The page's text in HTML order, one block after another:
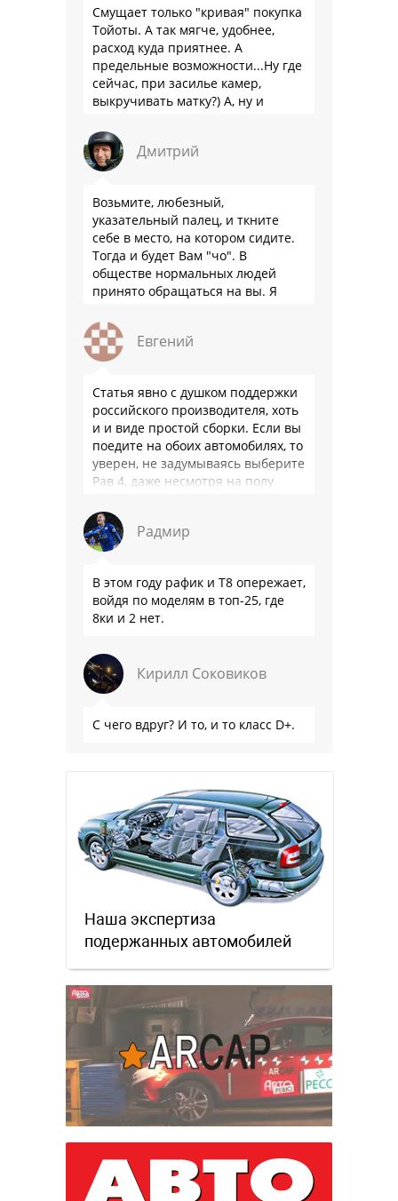
Смущает только "кривая" покупка
Тойоты. А так мягче, удобнее,
расход куда приятнее. А
предельные возможности...Ну где
сейчас, при засилье камер,
выкручивать матку?) А, ну и
забываем.
Дмитрий
Возьмите, любезный,
указательный палец, и ткните
себе в место, на котором сидите.
Тогда и будет Вам "чо". В
обществе нормальных людей
принято обращаться на вы. Я
Евгений
Статья явно с душком поддержки
российского производителя, хоть
и и виде простой сборки. Если вы
поедите на обоих автомобилях, то
уверен, не задумываясь выберите
Рав 4, даже несмотря на полу
Радмир
В этом году рафик и Т8 опережает,
войдя по моделям в топ-25, где
8ки и 2 нет.
Кирилл Соковиков
С чего вдруг? И то, и то класс D+.
Наша экспертиза
подержанных автомобилей